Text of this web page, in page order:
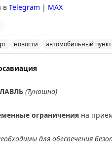
в Telegram | MAX
новости автомобильный пункт
(Туношна)
ограничения на
для обеспечения